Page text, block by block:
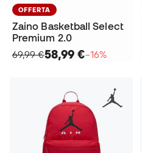
OFFERTA
Zaino Basketball Select
Premium 2.0
69,99 €58,99 €−16%